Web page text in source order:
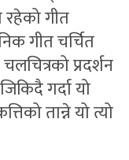
गीत
गीत चर्चित
प्रदर्शन
गर्दा यो
तान्ने यो त्यो